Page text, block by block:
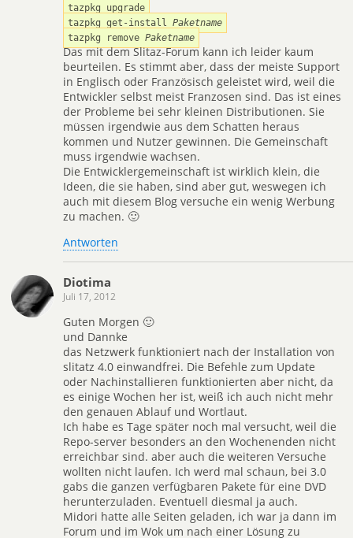
tazpkg upgrade
tazpkg get-install Paketname
tazpkg remove Paketname
Das mit dem Slitaz-Forum kann ich leider kaum
beurteilen. Es stimmt aber, dass der meiste Support
in Englisch oder Französisch geleistet wird, weil die
Entwickler selbst meist Franzosen sind. Das ist eines
der Probleme bei sehr kleinen Distributionen. Sie
müssen irgendwie aus dem Schatten heraus
kommen und Nutzer gewinnen. Die Gemeinschaft
muss irgendwie wachsen.
Die Entwicklergemeinschaft ist wirklich klein, die
Ideen, die sie haben, sind aber gut, weswegen ich
auch mit diesem Blog versuche ein wenig Werbung
zu machen. 🙂
Antworten
Diotima
Juli 17, 2012
Guten Morgen 🙂
und Dannke
das Netzwerk funktioniert nach der Installation von
slitatz 4.0 einwandfrei. Die Befehle zum Update
oder Nachinstallieren funktionierten aber nicht, da
es einige Wochen her ist, weiß ich auch nicht mehr
den genauen Ablauf und Wortlaut.
Ich habe es Tage später noch mal versucht, weil die
Repo-server besonders an den Wochenenden nicht
erreichbar sind. aber auch die weiteren Versuche
wollten nicht laufen. Ich werd mal schaun, bei 3.0
gabs die ganzen verfügbaren Pakete für eine DVD
herunterzuladen. Eventuell diesmal ja auch.
Midori hatte alle Seiten geladen, ich war ja dann im
Forum und im Wok um nach einer Lösung zu